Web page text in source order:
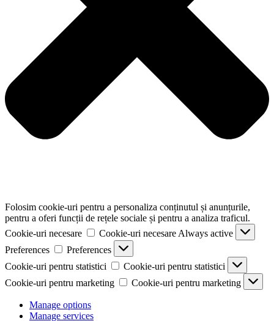
Folosim cookie-uri pentru a personaliza conținutul și anunțurile,
pentru a oferi funcții de rețele sociale și pentru a analiza traficul.
Cookie-uri necesare
Cookie-uri necesare Always active
Preferences
Preferences
Cookie-uri pentru statistici
Cookie-uri pentru statistici
Cookie-uri pentru marketing
Cookie-uri pentru marketing
Manage options
Manage services